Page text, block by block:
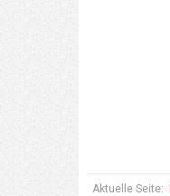
Aktuelle Seite: